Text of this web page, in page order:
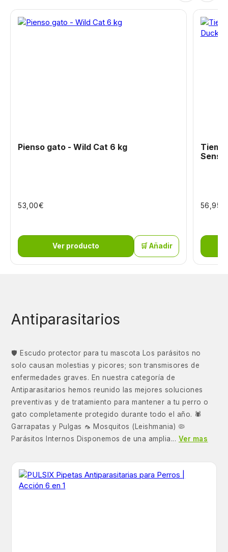
Pienso gato - Wild Cat 6 kg
53,00€
Ver producto 🛒 Añadir
56,95
Antiparasitarios
🛡️ Escudo protector para tu mascota Los parásitos no
solo causan molestias y picores; son transmisores de
enfermedades graves. En nuestra categoría de
Antiparasitarios hemos reunido las mejores soluciones
preventivas y de tratamiento para mantener a tu perro o
gato completamente protegido durante todo el año. 🕷️
Garrapatas y Pulgas 🦟 Mosquitos (Leishmania) 🦠
Parásitos Internos Disponemos de una amplia... Ver mas